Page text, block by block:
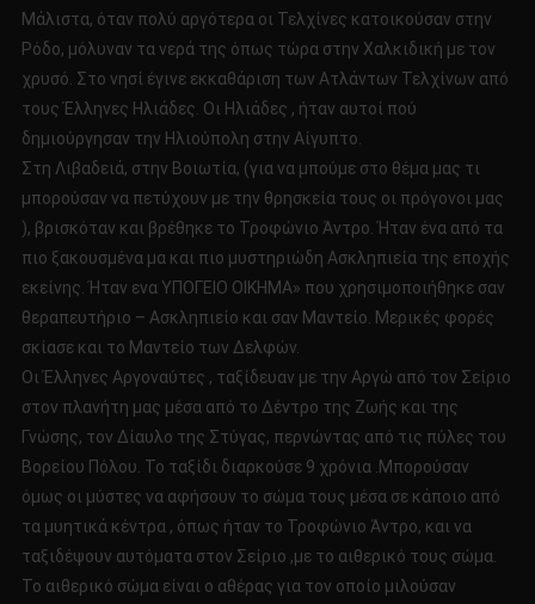
Μάλιστα, όταν πολύ αργότερα οι Τελχίνες κατοικούσαν στην
Ρόδο, μόλυναν τα νερά της όπως τώρα στην Χαλκιδική με τον
χρυσό. Στο νησί έγινε εκκαθάριση των Ατλάντων Τελχίνων από
τους Έλληνες Ηλιάδες. Οι Ηλιάδες , ήταν αυτοί πού
δημιούργησαν την Ηλιούπολη στην Αίγυπτο.
Στη Λιβαδειά, στην Βοιωτία, (για να μπούμε στο θέμα μας τι
μπορούσαν να πετύχουν με την θρησκεία τους οι πρόγονοι μας
), βρισκόταν και βρέθηκε το Τροφώνιο Άντρο. Ήταν ένα από τα
πιο ξακουσμένα μα και πιο μυστηριώδη Ασκληπιεία της εποχής
εκείνης. Ήταν ενα ΥΠΟΓΕΙΟ ΟΙΚΗΜΑ» που χρησιμοποιήθηκε σαν
θεραπευτήριο – Ασκληπιείο και σαν Μαντείο. Μερικές φορές
σκίασε και το Μαντείο των Δελφών.
Οι Έλληνες Αργοναύτες , ταξίδευαν με την Αργώ από τον Σείριο
στον πλανήτη μας μέσα από το Δέντρο της Ζωής και της
Γνώσης, τον Δίαυλο της Στύγας, περνώντας από τις πύλες του
Βορείου Πόλου. Το ταξίδι διαρκούσε 9 χρόνια .Μπορούσαν
όμως οι μύστες να αφήσουν το σώμα τους μέσα σε κάποιο από
τα μυητικά κέντρα , όπως ήταν το Τροφώνιο Άντρο, και να
ταξιδέψουν αυτόματα στον Σείριο ,με το αιθερικό τους σώμα.
Το αιθερικό σώμα είναι ο αθέρας για τον οποίο μιλούσαν